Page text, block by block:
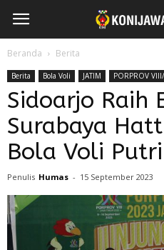
Beranda Berita
Berita Bola Voli JATIM PORPROV
Sidoarjo Raih
Surabaya
Bola Voli
Penulis Humas - 15 September 2023